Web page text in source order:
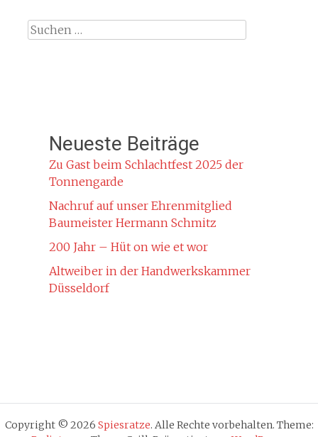
Suche
Neueste Beiträge
Zu Gast beim Schlachtfest 2025 der
Tonnengarde
Nachruf auf unser Ehrenmitglied
Baumeister Hermann Schmitz
200 Jahr – Hüt on wie et wor
Altweiber in der Handwerkskammer
Düsseldorf
Copyright © 2026 Spiesratze. Alle Rechte vorbehalten. Theme: